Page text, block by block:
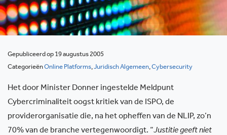
Gepubliceerd op 19 augustus 2005
CategorieënOnline Platforms,Juridisch Algemeen,Cybersecurity
Het door Minister Donner ingestelde Meldpunt
Cybercriminaliteit oogst kritiek van de ISPO, de
providerorganisatie die, na het opheffen van de NLIP, zo’n
70% van de branche vertegenwoordigt. “Justitie geeft niet